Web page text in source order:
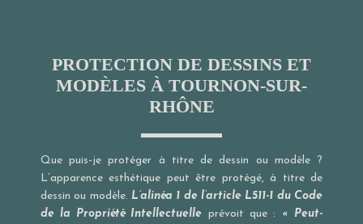
PROTECTION DE DESSINS ET
MODÈLES À TOURNON-SUR-
RHÔNE
Que puis-je protéger à titre de dessin ou modèle ?
L’apparence esthétique peut être protégé, à titre de
dessin ou modèle. L’alinéa 1 de l’article L511-1 du Code
de la Propriété Intellectuelle prévoit que :
« Peut-